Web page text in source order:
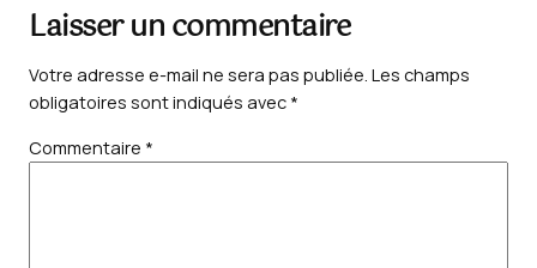
Laisser un commentaire
Votre adresse e-mail ne sera pas publiée. Les champs
obligatoires sont indiqués avec *
Commentaire *